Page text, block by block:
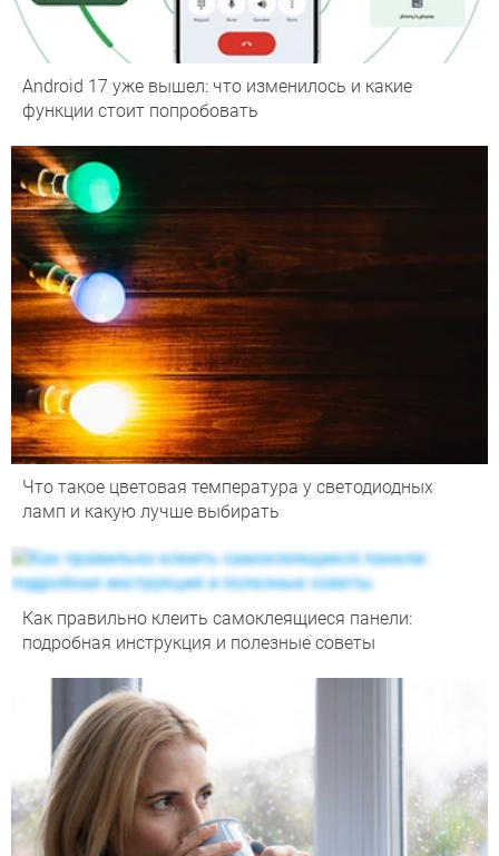
Android 17 уже вышел: что изменилось и какие
функции стоит попробовать
Что такое цветовая температура у светодиодных
ламп и какую лучше выбирать
Как правильно клеить самоклеящиеся панели:
подробная инструкция и полезные советы